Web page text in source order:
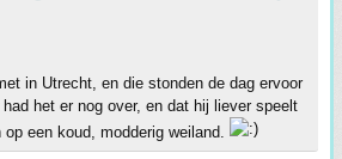
in Utrecht, en die stonden de dag ervoor
het er nog over, en dat hij liever speelt
een koud, modderig weiland.